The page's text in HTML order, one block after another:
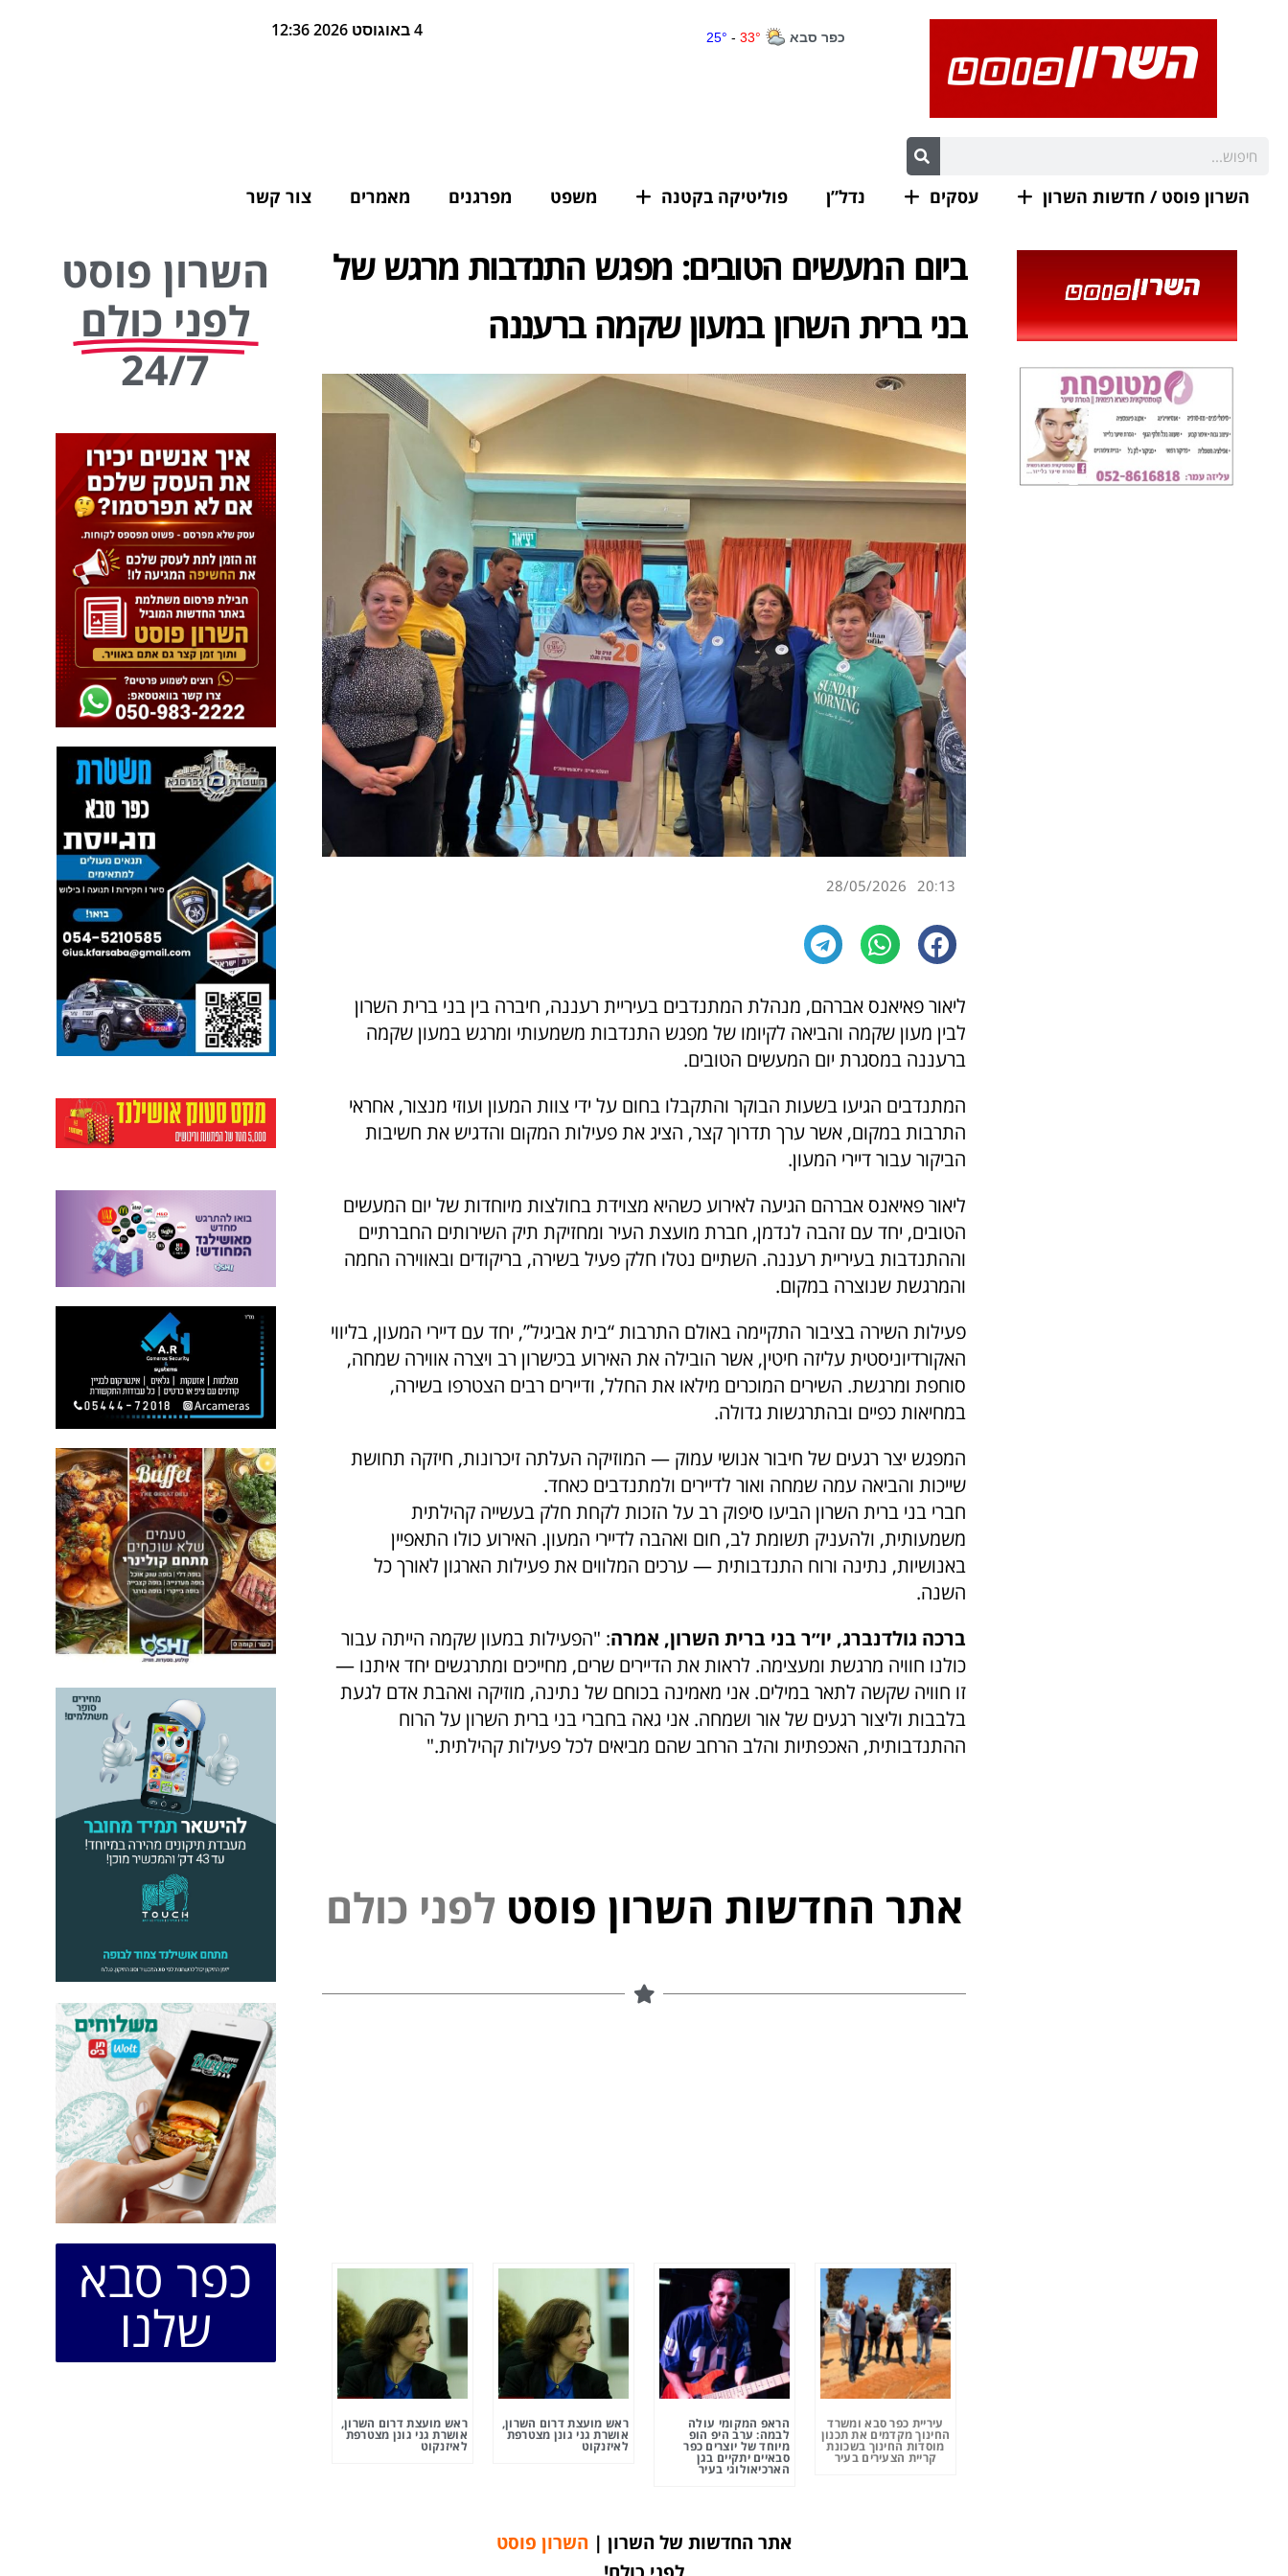
4 באוגוסט 2026 12:36
השרון פוסט / חדשות השרון עסקים נדל”ן פוליטיקה בקטנה משפט מפרגנים מאמרים צור קשר
ביום המעשים הטובים: מפגש התנדבות מרגש של
בני ברית השרון במעון שקמה ברעננה
20:13
28/05/2026
ליאור פאיאנס אברהם, מנהלת המתנדבים בעיריית רעננה, חיברה בין בני ברית השרון
לבין מעון שקמה והביאה לקיומו של מפגש התנדבות משמעותי ומרגש במעון שקמה
ברעננה במסגרת יום המעשים הטובים.
המתנדבים הגיעו בשעות הבוקר והתקבלו בחום על ידי צוות המעון ועוזי מנצור, אחראי
התרבות במקום, אשר ערך תדרוך קצר, הציג את פעילות המקום והדגיש את חשיבות
הביקור עבור דיירי המעון.
ליאור פאיאנס אברהם הגיעה לאירוע כשהיא מצוידת בחולצות מיוחדות של יום המעשים
הטובים, יחד עם זהבה לנדמן, חברת מועצת העיר ומחזיקת תיק השירותים החברתיים
וההתנדבות בעיריית רעננה. השתיים נטלו חלק פעיל בשירה, בריקודים ובאווירה החמה
והמרגשת שנוצרה במקום.
פעילות השירה בציבור התקיימה באולם התרבות “בית אביגיל”, יחד עם דיירי המעון, בליווי
האקורדיוניסטית עליזה חיטין, אשר הובילה את האירוע בכישרון רב ויצרה אווירה שמחה,
סוחפת ומרגשת. השירים המוכרים מילאו את החלל, ודיירים רבים הצטרפו בשירה,
במחיאות כפיים ובהתרגשות גדולה.
המפגש יצר רגעים של חיבור אנושי עמוק — המוזיקה העלתה זיכרונות, חיזקה תחושת
שייכות והביאה עמה שמחה ואור לדיירים ולמתנדבים כאחד.
חברי בני ברית השרון הביעו סיפוק רב על הזכות לקחת חלק בעשייה קהילתית
משמעותית, ולהעניק תשומת לב, חום ואהבה לדיירי המעון. האירוע כולו התאפיין
באנושיות, נתינה ורוח התנדבותית — ערכים המלווים את פעילות הארגון לאורך כל
השנה.
ברכה גולדנברג, יו״ר בני ברית השרון, אמרה: "הפעילות במעון שקמה הייתה עבור
כולנו חוויה מרגשת ומעצימה. לראות את הדיירים שרים, מחייכים ומתרגשים יחד איתנו —
זו חוויה שקשה לתאר במילים. אני מאמינה בכוחם של נתינה, מוזיקה ואהבת אדם לגעת
בלבבות וליצור רגעים של אור ושמחה. אני גאה בחברי בני ברית השרון על הרוח
ההתנדבותית, האכפתיות והלב הרחב שהם מביאים לכל פעילות קהילתית."
אתר החדשות השרון פוסט לפני כולם
עיריית כפר סבא ומשרד
החינוך מקדמים את תכנון
מוסדות החינוך בשכונת
קריית הצעירים בעיר
הראפ המקומי עולה
לבמה: ערב היפ הופ
מיוחד של יוצרים כפר
סבאיים יתקיים בגן
הארכיאולוגי בעיר
ראש מועצת דרום השרון,
אושרת גני גונן מצטרפת
לאיזנקוט
ראש מועצת דרום השרון,
אושרת גני גונן מצטרפת
לאיזנקוט
השרון פוסט
לפני כולם
24/7
כפר סבא
שלנו
אתר החדשות של השרון | השרון פוסט